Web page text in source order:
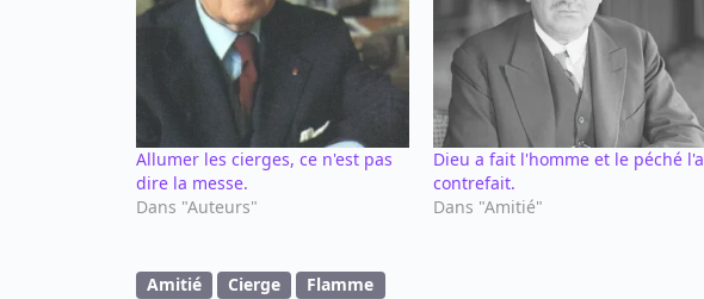
Allumer les cierges, ce n'est pas
dire la messe.
Dans "Auteurs"
Dieu a fait l'homme et le péché l'a
contrefait.
Dans "Amitié"
Amitié Cierge Flamme